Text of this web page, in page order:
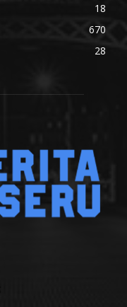
18
670
28